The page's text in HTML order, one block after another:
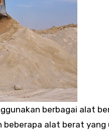
berbagai alat
alat berat yang